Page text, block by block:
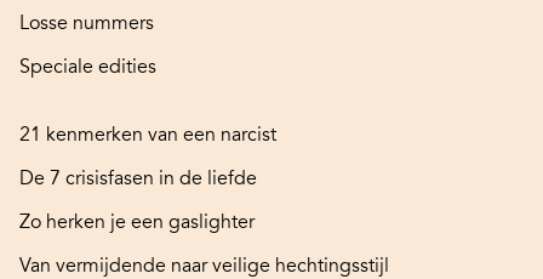
Losse nummers
Speciale edities
21 kenmerken van een narcist
De 7 crisisfasen in de liefde
Zo herken je een gaslighter
Van vermijdende naar veilige hechtingsstijl